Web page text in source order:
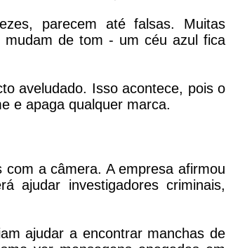
parecem até falsas. Muitas
mudam de tom - um céu azul fica
aveludado. Isso acontece, pois o
e apaga qualquer marca.
a câmera. A empresa afirmou
ajudar investigadores criminais,
ajudar a encontrar manchas de